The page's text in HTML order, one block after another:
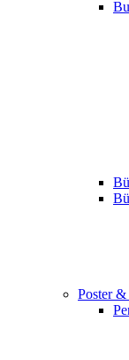
Poster